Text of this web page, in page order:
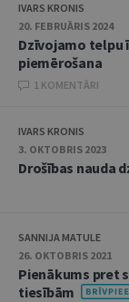
IVARS KRONIS
20. FEBRUĀRIS 2024
Dzīvojamo telpu
piemērošana
1 KOMENTĀRI
IVARS KRONIS
3. OKTOBRIS 2023
Drošības nauda
SANNIJA MATULE
26. OKTOBRIS 2021
Pienākums pret
tiesībām